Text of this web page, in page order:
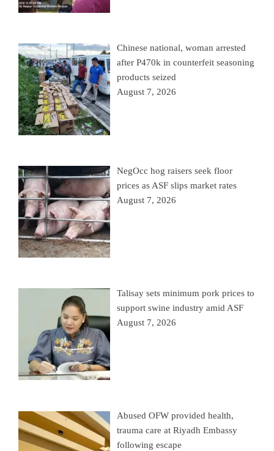
Chinese national, woman arrested
after P470k in counterfeit seasoning
products seized
August 7, 2026
NegOcc hog raisers seek floor
prices as ASF slips market rates
August 7, 2026
Talisay sets minimum pork prices to
support swine industry amid ASF
August 7, 2026
Abused OFW provided health,
trauma care at Riyadh Embassy
following escape